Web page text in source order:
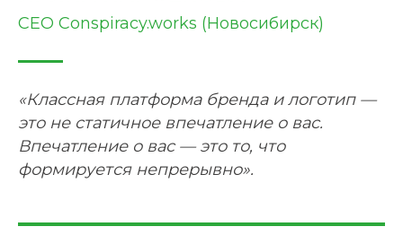
CEO Conspiracy.works (Новосибирск)
«Классная платформа бренда и логотип —
это не статичное впечатление о вас.
Впечатление о вас — это то, что
формируется непрерывно».